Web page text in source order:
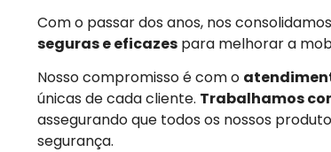
Com o passar dos anos, nos
seguras e eficazes para melhorar a
Nosso compromisso é com o
únicas de cada cliente. Trabalhamos
assegurando que todos os nossos
segurança.